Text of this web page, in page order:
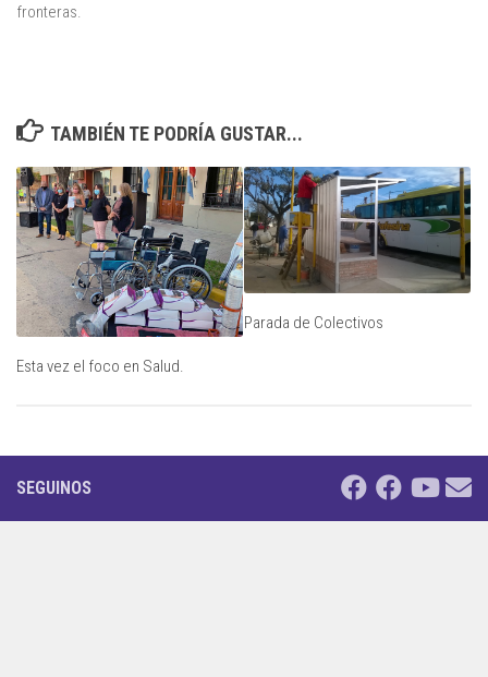
fronteras.
TAMBIÉN TE PODRÍA GUSTAR...
Esta vez el foco en Salud.
Parada de Colectivos
SEGUINOS